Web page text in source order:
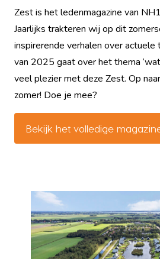
Zest is het ledenmagazine van
Jaarlijks trakteren wij op dit
inspirerende verhalen over actuele
van 2025 gaat over het thema
veel plezier met deze Zest. Op
zomer! Doe je mee?
Bekijk het volledige